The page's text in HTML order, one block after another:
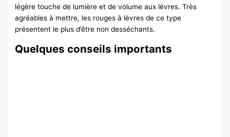
légère touche de lumière et de volume aux lèvres. Très
agréables à mettre, les rouges à lèvres de ce type
présentent le plus d’être non desséchants.
Quelques conseils importants